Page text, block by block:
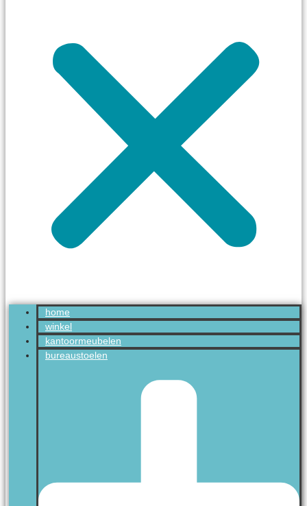
home
winkel
kantoormeubelen
bureaustoelen